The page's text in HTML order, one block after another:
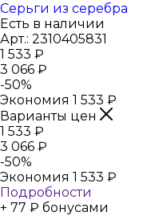
Серьги из серебра
Есть в наличии
Арт.: 2310405831
1 533 ₽
3 066 ₽
-50%
Экономия 1 533 ₽
Варианты цен
1 533 ₽
3 066 ₽
-50%
Экономия 1 533 ₽
Подробности
+ 77 ₽ бонусами